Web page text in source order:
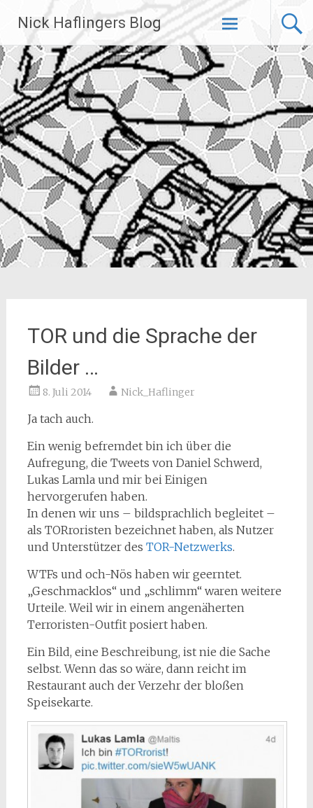
Inhalt
springen
Nick Haflingers Blog
TOR und die Sprache der
Bilder …
8. Juli 2014 Nick_Haflinger
Ja tach auch.
Ein wenig befremdet bin ich über die
Aufregung, die Tweets von Daniel Schwerd,
Lukas Lamla und mir bei Einigen
hervorgerufen haben.
In denen wir uns – bildsprachlich begleitet –
als TORroristen bezeichnet haben, als Nutzer
und Unterstützer des TOR-Netzwerks.
WTFs und och-Nös haben wir geerntet.
„Geschmacklos“ und „schlimm“ waren weitere
Urteile. Weil wir in einem angenäherten
Terroristen-Outfit posiert haben.
Ein Bild, eine Beschreibung, ist nie die Sache
selbst. Wenn das so wäre, dann reicht im
Restaurant auch der Verzehr der bloßen
Speisekarte.